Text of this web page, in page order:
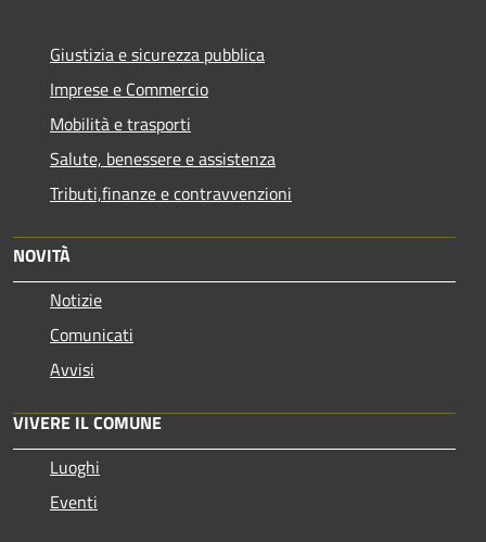
Giustizia e sicurezza pubblica
Imprese e Commercio
Mobilità e trasporti
Salute, benessere e assistenza
Tributi,finanze e contravvenzioni
NOVITÀ
Notizie
Comunicati
Avvisi
VIVERE IL COMUNE
Luoghi
Eventi